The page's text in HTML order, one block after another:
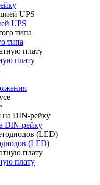
UPS
типа
плату
DIN-рейку
(LED)
плату